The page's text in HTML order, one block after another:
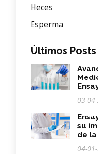
Heces
Esperma
Últimos Posts
03-
su
de la
04-